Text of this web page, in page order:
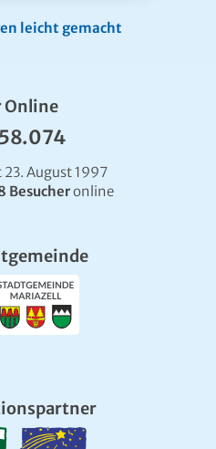
leicht gemacht
Online
23. August 1997
Besucheronline